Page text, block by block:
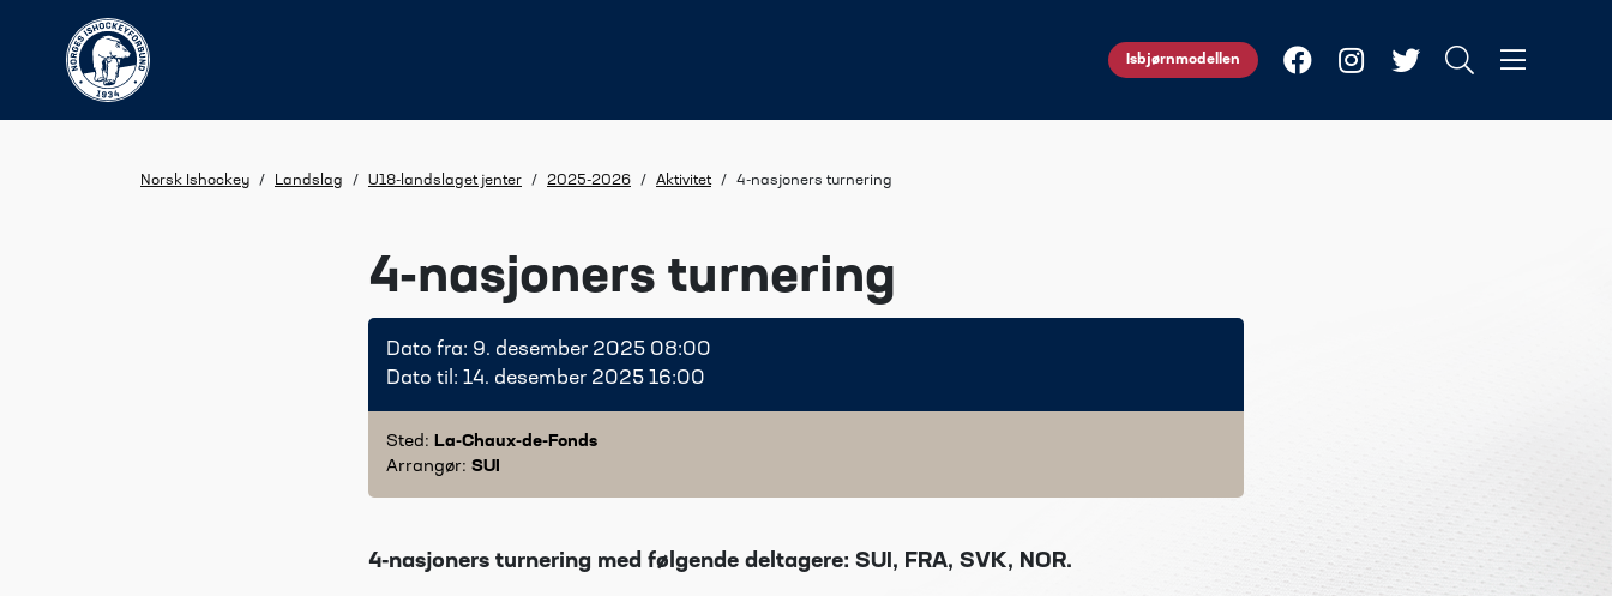
Isbjørnmodellen
Norsk Ishockey / Landslag / U18-landslaget jenter / 2025-2026 / Aktivitet / 4-nasjoners turnering
4-nasjoners turnering
Dato fra: 9. desember 2025 08:00
Dato til: 14. desember 2025 16:00
Sted: La-Chaux-de-Fonds
Arrangør: SUI
4-nasjoners turnering med følgende deltagere: SUI, FRA, SVK, NOR.